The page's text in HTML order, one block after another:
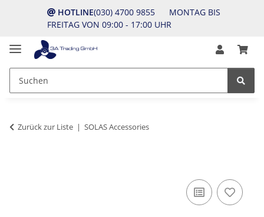
HOTLINE(030) 4700 9855 MONTAG BIS
FREITAG VON 09:00 - 17:00 UHR
Zurück zur Liste SOLAS Accessories